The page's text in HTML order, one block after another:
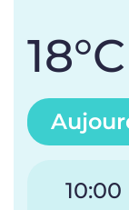
18°C
10:00